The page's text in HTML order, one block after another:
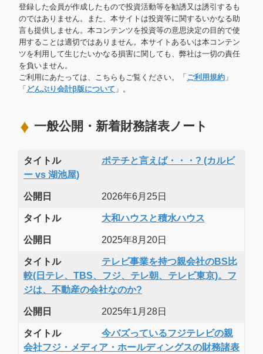
登録した会員が作成したもので投資活動等を勧誘又は誘引するも
のではありません。また、本サイトは投資等に関するいかなる助
言も提供しません。本コンテンツを投資等の意思決定の目的で使
用することは適切ではありません。本サイトあるいは本コンテン
ツを利用して生じたいかなる損害に関しても、弊社は一切の責任
を負いません。
ご利用にあたっては、こちらもご覧ください。「 ご利用規約 」
「 どんぶり会計β版について 」。
一般公開・新着財務諸表ノート
タイトル
ポテチと言えば・・・? (カルビ
ー vs 湖池屋)
公開日 2026年6月25日
タイトル 大和ハウスと積水ハウス
公開日 2025年8月20日
タイトル
テレビ事業を持つ親会社のBS比
較(日テレ、TBS、フジ、テレ朝、テレビ東京)。フ
ジは、不動産の会社なのか?
公開日 2025年1月28日
タイトル
今バズっているフジテレビの親
会社フジ・メディア・ホールディングスの財務諸表